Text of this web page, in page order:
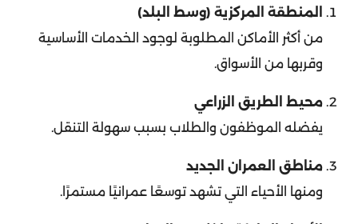
من أكثر الأماكن المطلوبة لوجود الخدمات الأساسية
وقربها من الأسواق.
يفضله الموظفون والطلاب بسبب سهولة التنقل.
ومنها الأحياء التي تشهد توسعًا عمرانيًا مستمرًا.